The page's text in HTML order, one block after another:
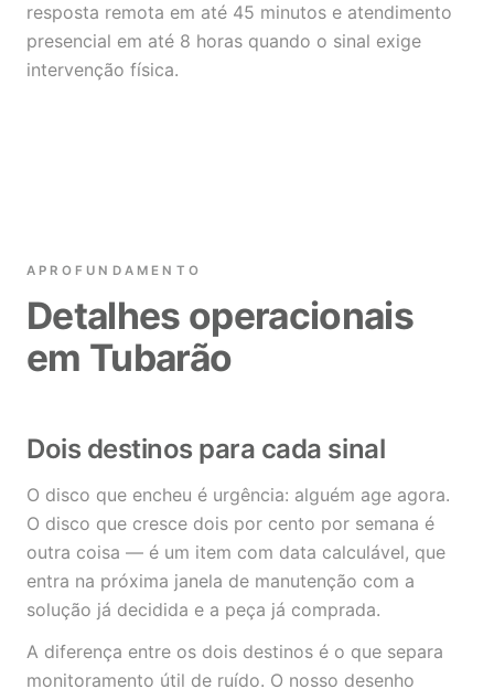
resposta remota em até 45 minutos e atendimento
presencial em até 8 horas quando o sinal exige
intervenção física.
APROFUNDAMENTO
Detalhes operacionais
em Tubarão
Dois destinos para cada sinal
O disco que encheu é urgência: alguém age agora.
O disco que cresce dois por cento por semana é
outra coisa — é um item com data calculável, que
entra na próxima janela de manutenção com a
solução já decidida e a peça já comprada.
A diferença entre os dois destinos é o que separa
monitoramento útil de ruído. O nosso desenho